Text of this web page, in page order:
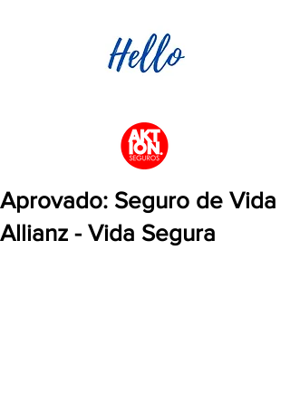
Aprovado: Seguro de Vida
Allianz - Vida Segura